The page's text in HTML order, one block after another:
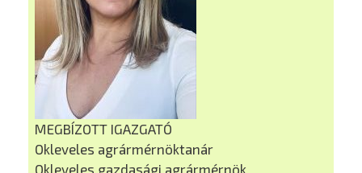
MEGBÍZOTT IGAZGATÓ
Okleveles agrármérnöktanár
Okleveles gazdasági agrármérnök